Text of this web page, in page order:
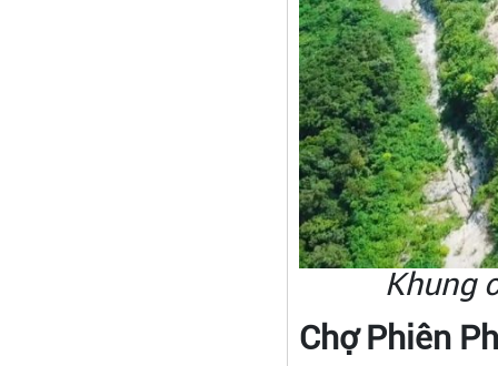
Khung
Chợ Phiên